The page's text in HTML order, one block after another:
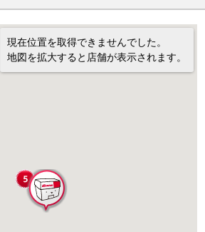
現在位置を取得できませんでした。
地図を拡大すると店舗が表示されます。